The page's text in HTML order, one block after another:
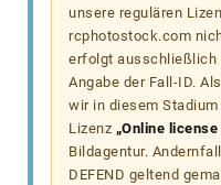
unsere regulären
rcphotostock.com
erfolgt ausschließlich
Angabe der Fall-ID.
wir in diesem
Lizenz „Online
Bildagentur.
DEFEND geltend